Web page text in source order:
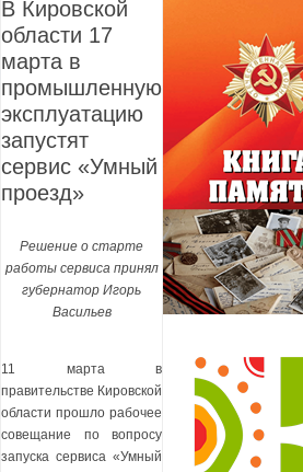
В Кировской
области 17
марта в
промышленную
эксплуатацию
запустят
сервис «Умный
проезд»
Решение о старте
работы сервиса принял
губернатор Игорь
Васильев
11 марта в
правительстве Кировской
области прошло рабочее
совещание по вопросу
запуска сервиса «Умный